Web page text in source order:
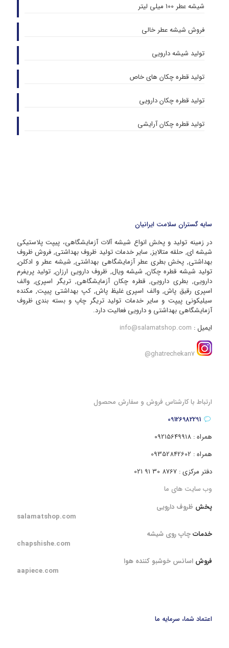
شیشه عطر 100 میلی لیتر
فروش شیشه عطر خالی
تولید شیشه دارویی
تولید قطره چکان های خاص
تولید قطره چکان دارویی
تولید قطره چکان آرایشی
سایه گستران سلامت ایرانیان
در زمینه تولید و پخش انواع شیشه آلات آزمایشگاهی، پیپت پلاستیکی
شیشه ای, حلقه متالایز, سایر خدمات تولید ظروف بهداشتی, فروش ظروف
بهداشتی, پخش بطری عطر آزمایشگاهی بهداشتی, شیشه عطر و ادکلن,
تولید شیشه قطره چکان, شیشه ویال, ظروف دارویی ارزان, تولید پریفرم
دارویی, بطری دارویی, قطره چکان آزمایشگاهی, تریگر اسپری, والف
اسپری رقیق پاش, والف اسپری غلیظ پاش, کپ بهداشتی پیپت, مکنده
سیلیکونی پیپت و سایر خدمات تولید تریگر چاپ و بسته بندی ظروف
آزمایشگاهی بهداشتی و دارویی فعالیت دارد.
ایمیل : info@salamatshop.com
ghatrechekan7@
ارتباط با کارشناس فروش و سفارش محصول
09126982291
همراه : 09215649918
همراه : 09352842602
دفتر مرکزی : 8767 30 91 021
وب سایت های ما
پخش ظروف دارویی
salamatshop.com
خدماتچاپ روی شیشه
chapshishe.com
فروش اسانس خوشبو کننده هوا
aapiece.com
اعتماد شما، سرمایه ما